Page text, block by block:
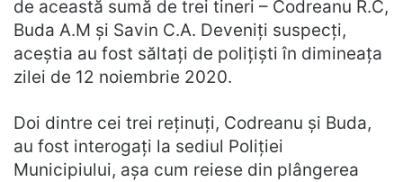
de această sumă de trei tineri – Codreanu R.C,
Buda A.M și Savin C.A. Deveniți suspecți,
aceștia au fost săltați de polițiști în dimineața
zilei de 12 noiembrie 2020.
Doi dintre cei trei reținuți, Codreanu și Buda,
au fost interogați la sediul Poliției
Municipiului, așa cum reiese din plângerea